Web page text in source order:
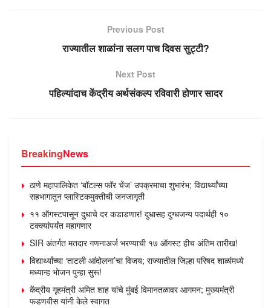
Previous Post
राज्यातील शाळांना सलग पाच दिवस सुट्टी?
Next Post
पहिल्यांदाच केंद्रीय अर्थसंकल्प रविवारी होणार सादर
BreakingNews
ठाणे महापालिकेत ‘बॉटल्स फॉर चेंज’ उपक्रमाचा शुभारंभ; विद्यार्थ्यांच्या
सहभागातून प्लास्टिकमुक्तीची जनजागृती
११ ऑगस्टपासून दुधाचे दर कडाडणार! दुधासह दुग्धजन्य पदार्थही १०
टक्क्यांपर्यंत महागणार
SIR अंतर्गत मतदार गणनाअर्ज भरण्याची १७ ऑगस्ट हीच अंतिम तारीख!
विद्यार्थ्यांच्या ‘ताटली आंदोलना’चा विजय; राज्यातील जिल्हा परिषद शाळांमध्ये
मध्यान्ह भोजन पुन्हा सुरू!
केंद्रीय गृहमंत्री अमित शाह यांचे मुंबई विमानतळावर आगमन; मुख्यमंत्री
फडणवीस यांनी केले स्वागत